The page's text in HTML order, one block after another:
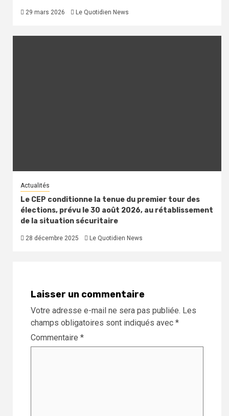
29 mars 2026 Le Quotidien News
Actualités
Le CEP conditionne la tenue du premier tour des
élections, prévu le 30 août 2026, au rétablissement
de la situation sécuritaire
28 décembre 2025 Le Quotidien News
Laisser un commentaire
Votre adresse e-mail ne sera pas publiée. Les
champs obligatoires sont indiqués avec *
Commentaire *